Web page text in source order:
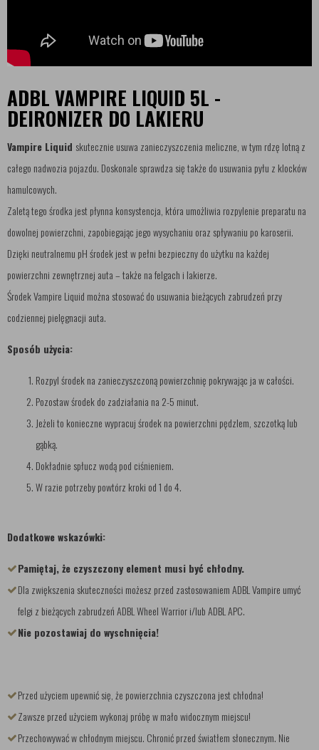
ADBL VAMPIRE LIQUID 5L -
DEIRONIZER DO LAKIERU
Vampire Liquid skutecznie usuwa zanieczyszczenia meliczne, w tym rdzę lotną z
całego nadwozia pojazdu. Doskonale sprawdza się także do usuwania pyłu z klocków
hamulcowych.
Zaletą tego środka jest płynna konsystencja, która umożliwia rozpylenie preparatu na
dowolnej powierzchni, zapobiegając jego wysychaniu oraz spływaniu po karoserii.
Dzięki neutralnemu pH środek jest w pełni bezpieczny do użytku na każdej
powierzchni zewnętrznej auta – także na felgach i lakierze.
Środek Vampire Liquid można stosować do usuwania bieżących zabrudzeń przy
codziennej pielęgnacji auta.
Sposób użycia:
Rozpyl środek na zanieczyszczoną powierzchnię pokrywając ja w całości.
Pozostaw środek do zadziałania na 2-5 minut.
Jeżeli to konieczne wypracuj środek na powierzchni pędzlem, szczotką lub
gąbką.
Dokładnie spłucz wodą pod ciśnieniem.
W razie potrzeby powtórz kroki od 1 do 4.
Dodatkowe wskazówki:
Pamiętaj, że czyszczony element musi być chłodny.
Dla zwiększenia skuteczności możesz przed zastosowaniem ADBL Vampire umyć
felgi z bieżących zabrudzeń ADBL Wheel Warrior i/lub ADBL APC.
Nie pozostawiaj do wyschnięcia!
Przed użyciem upewnić się, że powierzchnia czyszczona jest chłodna!
Zawsze przed użyciem wykonaj próbę w mało widocznym miejscu!
Przechowywać w chłodnym miejscu. Chronić przed światłem słonecznym. Nie